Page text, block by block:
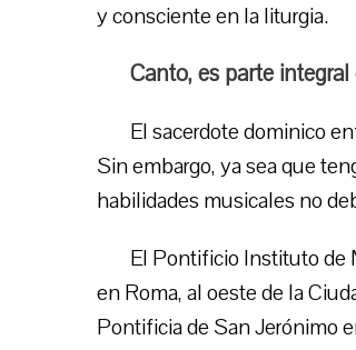
y consciente en la liturgia.
Canto, es parte
El sacerdote dominico
Sin embargo, ya sea que
habilidades musicales no
El Pontificio Instituto de
en Roma, al oeste de la
Pontificia de San Jerónimo